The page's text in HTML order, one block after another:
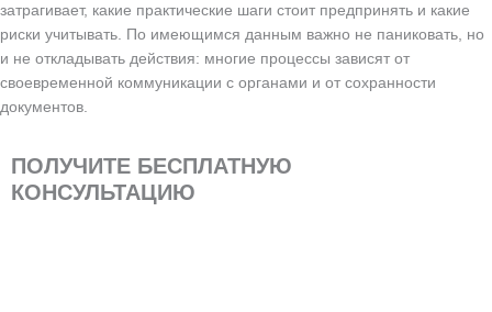
затрагивает, какие практические шаги стоит предпринять и какие
риски учитывать. По имеющимся данным важно не паниковать, но
и не откладывать действия: многие процессы зависят от
своевременной коммуникации с органами и от сохранности
документов.
ПОЛУЧИТЕ БЕСПЛАТНУЮ
КОНСУЛЬТАЦИЮ